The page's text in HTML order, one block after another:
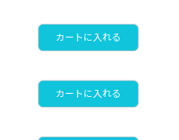
カートに入れる
カートに入れる